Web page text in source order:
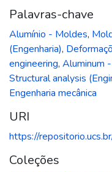
Palavras-chave
Alumínio - Moldes,
(Engenharia),
engineering, Aluminum
Structural analysis
Engenharia mecânica
URI
https://
Coleções